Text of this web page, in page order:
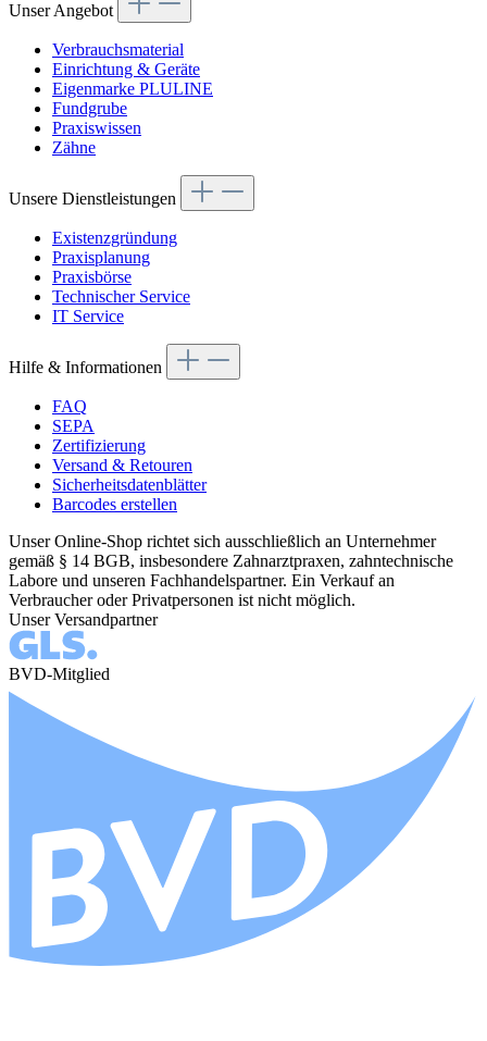
Unser Angebot
Verbrauchsmaterial
Einrichtung & Geräte
Eigenmarke PLULINE
Fundgrube
Praxiswissen
Zähne
Unsere Dienstleistungen
Existenzgründung
Praxisplanung
Praxisbörse
Technischer Service
IT Service
Hilfe & Informationen
FAQ
SEPA
Zertifizierung
Versand & Retouren
Sicherheitsdatenblätter
Barcodes erstellen
Unser Online-Shop richtet sich ausschließlich an Unternehmer
gemäß § 14 BGB, insbesondere Zahnarztpraxen, zahntechnische
Labore und unseren Fachhandelspartner. Ein Verkauf an
Verbraucher oder Privatpersonen ist nicht möglich.
Unser Versandpartner
BVD-Mitglied